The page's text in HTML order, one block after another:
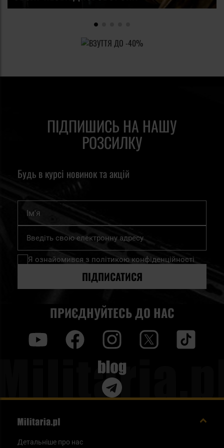
увагу оточуючих і таким чином надати користувачеві
додаткову форму захисту від нападу. Ці та багато інших
переваг роблять пристрої вартими уваги, коли йде мова
ПІДПИШИСЬ НА НАШУ
РОЗСИЛКУ
Будь в курсі новинок та акцій
Підпишіться
нашу
розсилку
Я ознайомився з політикою конфіденційності
ПІДПИСАТИСЯ
ПРИЄДНУЙТЕСЬ ДО НАС
Blog
Детальніше про нас